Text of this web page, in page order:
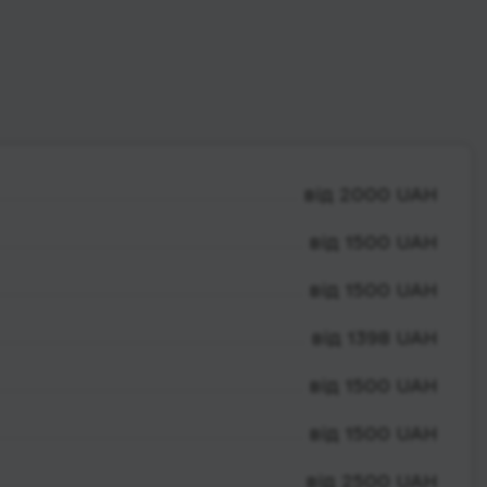
від 2000 UAH
від 1500 UAH
від 1500 UAH
від 1398 UAH
від 1500 UAH
від 1500 UAH
від 2500 UAH